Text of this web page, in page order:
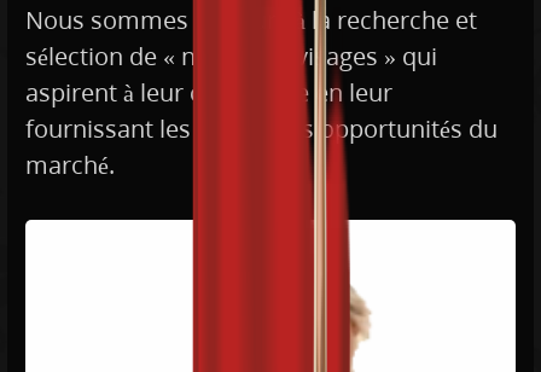
Nous sommes toujours à la recherche et
sélection de « nouveaux visages » qui
aspirent à leur croissance en leur
fournissant les meilleures opportunités du
marché.